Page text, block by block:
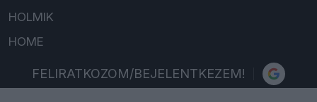
HOLMIK
HOME
FELIRATKOZOM/BEJELENTKEZEM!